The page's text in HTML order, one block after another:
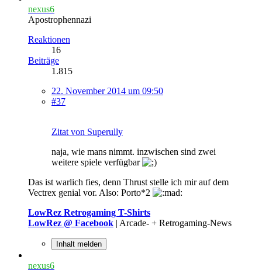
nexus6
Apostrophennazi
Reaktionen
16
Beiträge
1.815
22. November 2014 um 09:50
#37
Zitat von Superully
naja, wie mans nimmt. inzwischen sind zwei
weitere spiele verfügbar
Das ist warlich fies, denn Thrust stelle ich mir auf dem
Vectrex genial vor. Also: Porto*2
LowRez Retrogaming T-Shirts
LowRez @ Facebook | Arcade- + Retrogaming-News
Inhalt melden
nexus6